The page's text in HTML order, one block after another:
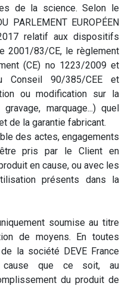
de la science. Selon le
PARLEMENT EUROPÉEN
relatif aux dispositifs
2001/83/CE, le règlement
(CE) no 1223/2009 et
Conseil 90/385/CEE et
ou modification sur la
marquage...) quel
de la garantie fabricant.
des actes, engagements
pris par le Client en
en cause, ou avec les
présents dans la
soumise au titre
de moyens. En toutes
la société DEVE France
cause que ce soit, au
du produit de